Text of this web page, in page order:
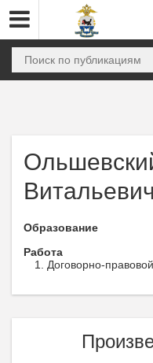
Витальевич
Образование
Работа
Договорно-